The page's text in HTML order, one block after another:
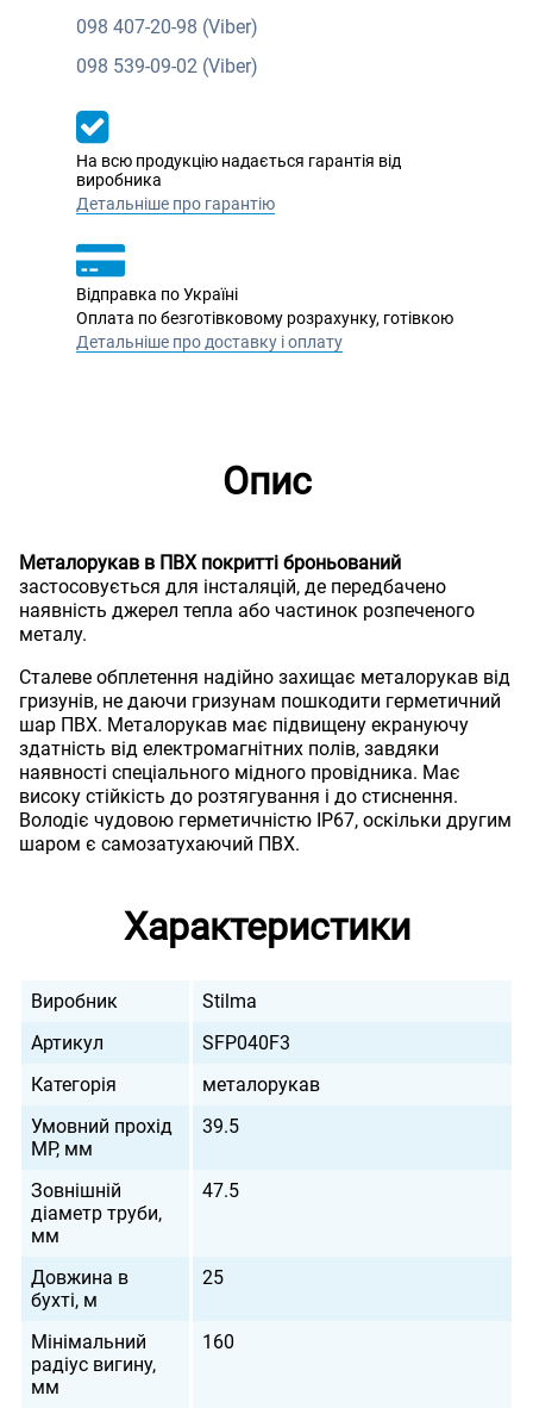
098 407-20-98 (Viber)
098 539-09-02 (Viber)
На всю продукцію надається гарантія від
виробника
Детальніше про гарантію
Відправка по Україні
Оплата по безготівковому розрахунку, готівкою
Детальніше про доставку і оплату
Опис
Металорукав в ПВХ покритті броньований
застосовується для інсталяцій, де передбачено
наявність джерел тепла або частинок розпеченого
металу.
Сталеве обплетення надійно захищає металорукав від
гризунів, не даючи гризунам пошкодити герметичний
шар ПВХ. Металорукав має підвищену екрануючу
здатність від електромагнітних полів, завдяки
наявності спеціального мідного провідника. Має
високу стійкість до розтягування і до стиснення.
Володіє чудовою герметичністю IP67, оскільки другим
шаром є самозатухаючий ПВХ.
Характеристики
Виробник
Stilma
Артикул
SFP040F3
Категорія
металорукав
Умовний прохід
МР, мм
39.5
Зовнішній
діаметр труби,
мм
47.5
Довжина в
бухті, м
25
Мінімальний
радіус вигину,
мм
160